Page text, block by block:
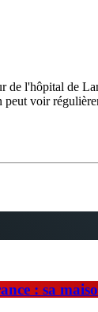
l'hôpital de
voir
: sa